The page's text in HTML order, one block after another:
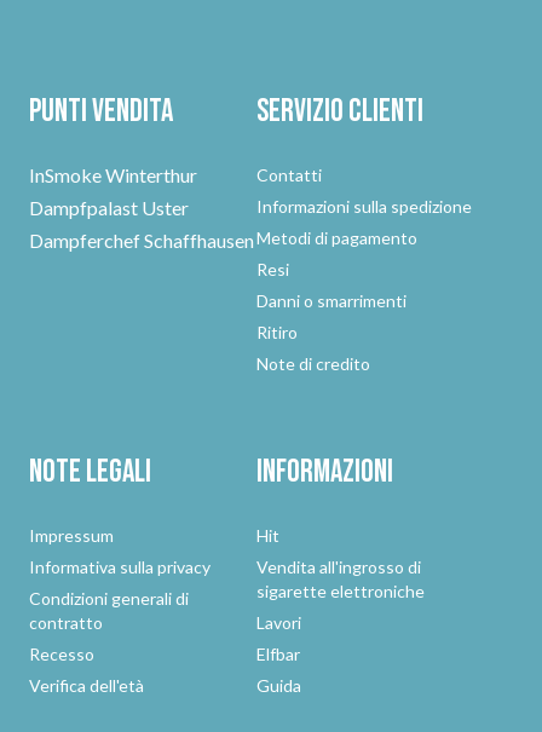
Punti vendita
InSmoke Winterthur
Dampfpalast Uster
Dampferchef Schaffhausen
Servizio clienti
Contatti
Informazioni sulla spedizione
Metodi di pagamento
Resi
Danni o smarrimenti
Ritiro
Note di credito
Note legali
Impressum
Informativa sulla privacy
Condizioni generali di
contratto
Recesso
Verifica dell'età
Informazioni
Hit
Vendita all'ingrosso di
sigarette elettroniche
Lavori
Elfbar
Guida